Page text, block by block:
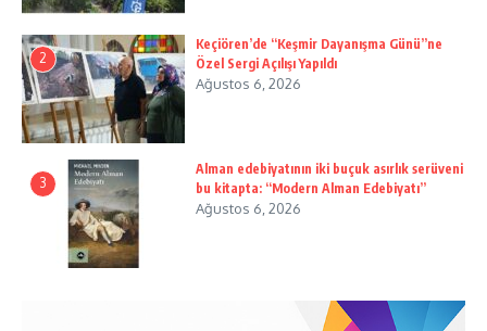
2
Keçiören’de “Keşmir Dayanışma Günü”ne
Özel Sergi Açılışı Yapıldı
Ağustos 6, 2026
3
Alman edebiyatının iki buçuk asırlık serüveni
bu kitapta: “Modern Alman Edebiyatı”
Ağustos 6, 2026